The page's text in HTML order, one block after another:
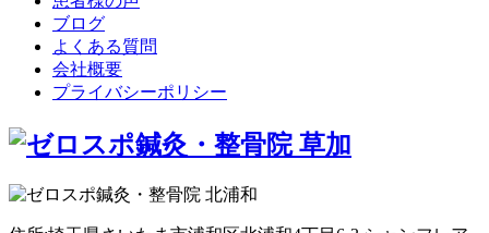
ブログ
よくある質問
会社概要
プライバシーポリシー